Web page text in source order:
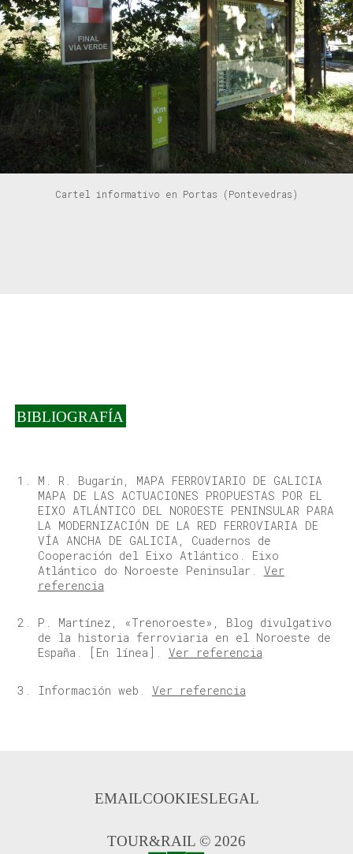
Cartel informativo en Portas (Pontevedras)
BIBLIOGRAFÍA
M. R. Bugarín, MAPA FERROVIARIO DE GALICIA
MAPA DE LAS ACTUACIONES PROPUESTAS POR EL
EIXO ATLÁNTICO DEL NOROESTE PENINSULAR PARA
LA MODERNIZACIÓN DE LA RED FERROVIARIA DE
VÍA ANCHA DE GALICIA, Cuadernos de
Cooperación del Eixo Atlántico. Eixo
Atlántico do Noroeste Peninsular. Ver
referencia
P. Martínez, «Trenoroeste», Blog divulgativo
de la historia ferroviaria en el Noroeste de
España. [En línea]. Ver referencia
Información web. Ver referencia
EMAILCOOKIESLEGAL
TOUR&RAIL © 2026